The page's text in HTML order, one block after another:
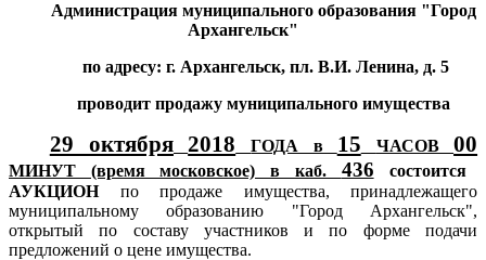
Администрация муниципального образования "Город
Архангельск"
по адресу: г. Архангельск, пл. В.И. Ленина, д. 5
проводит продажу муниципального имущества
29 октября 2018 ГОДА в 15 ЧАСОВ00
МИНУТ (время московское) в каб. 436
состоится
АУКЦИОНпо продаже имущества, принадлежащего
муниципальному образованию "Город Архангельск",
открытый по составу участников и по форме подачи
предложений о цене имущества.